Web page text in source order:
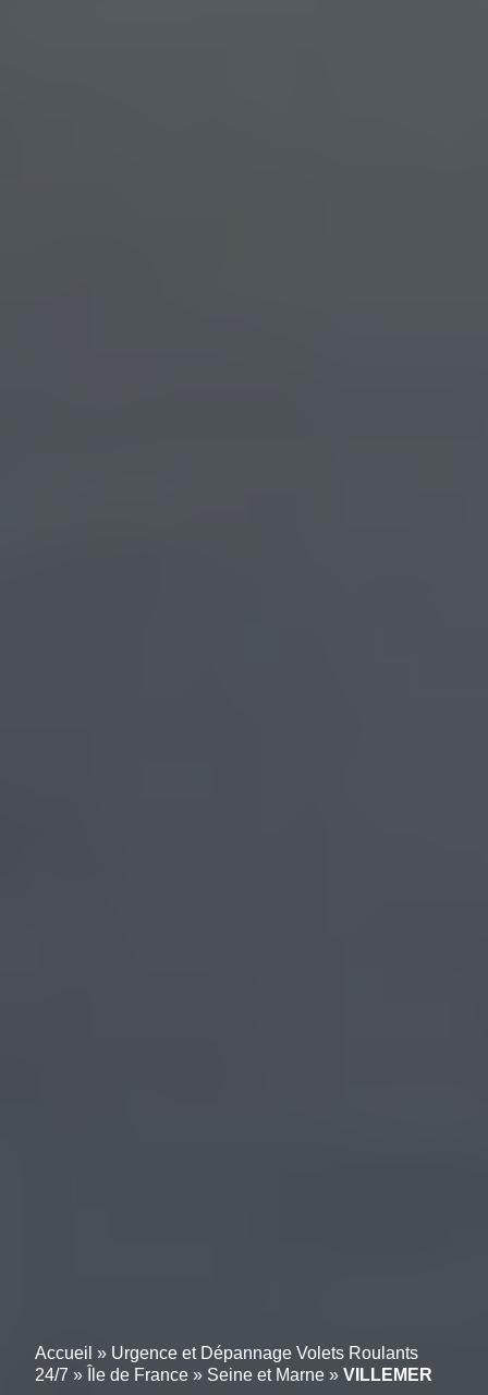
Accueil » Urgence et Dépannage Volets Roulants
24/7 » Île de France » Seine et Marne » VILLEMER